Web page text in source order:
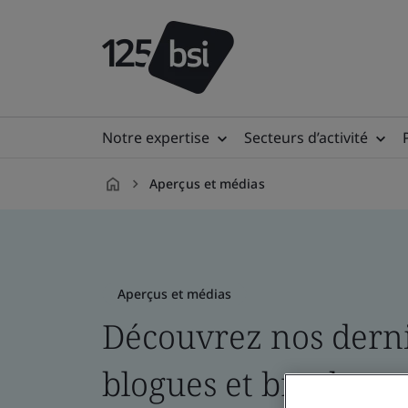
Notre expertise Secteurs d’activité
Aperçus et médias
Aperçus et médias
Découvrez nos
blogues et